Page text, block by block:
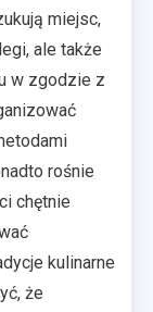
miejsc,
ale także
w zgodzie z
rośnie
chętnie
kulinarne
że